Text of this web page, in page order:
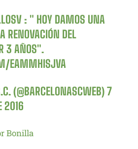
: " HOY DAMOS UNA
RENOVACIÓN DEL
3 AÑOS".
EAMMHISJVA
(@BARCELONASCWEB)7
2016
Bonilla